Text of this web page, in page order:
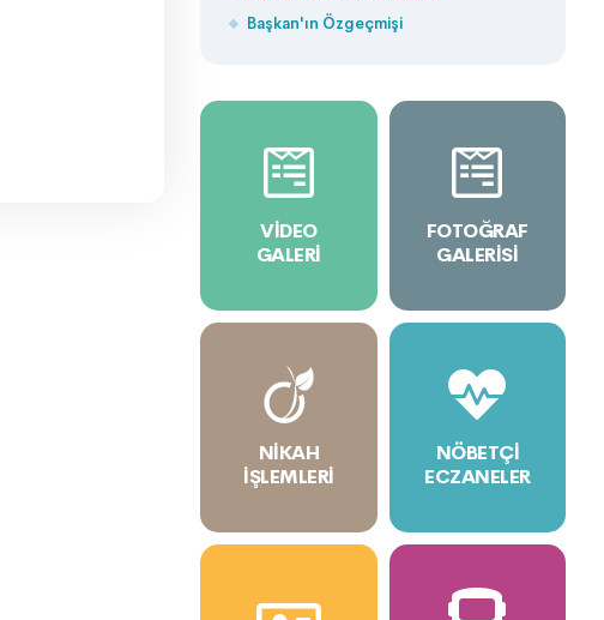
Başkan'ın Özgeçmişi
VIDEO
GALERI
FOTOĞRAF
GALERISI
NIKAH
İŞLEMLERI
NÖBETÇI
ECZANELER